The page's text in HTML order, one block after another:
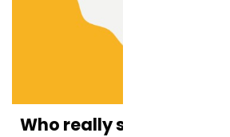
Who really speaks for